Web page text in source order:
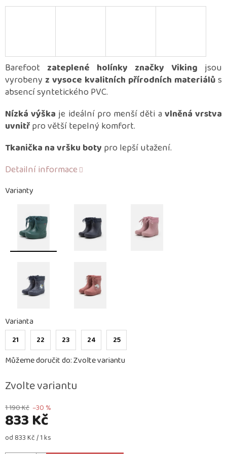
1 190 Kč –30 %
833 Kč
Měrná
od 833 Kč / 1 ks
Zvolte variantu
Varianty
Varianta
21 22 23 24 25
Můžeme doručit do:Zvolte variantu
Barefoot zateplené holínky značky Viking jsou
vyrobeny z vysoce kvalitních přírodních materiálůs
absencí syntetického PVC.
Nízká výška je ideální pro menší děti avlněná vrstva
uvnitřpro větší tepelný komfort.
Tkanička na vršku boty pro lepší utažení.
Detailní informace